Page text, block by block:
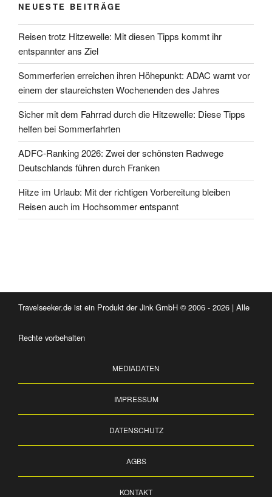
NEUESTE BEITRÄGE
Reisen trotz Hitzewelle: Mit diesen Tipps kommt ihr
entspannter ans Ziel
Sommerferien erreichen ihren Höhepunkt: ADAC warnt vor
einem der staureichsten Wochenenden des Jahres
Sicher mit dem Fahrrad durch die Hitzewelle: Diese Tipps
helfen bei Sommerfahrten
ADFC-Ranking 2026: Zwei der schönsten Radwege
Deutschlands führen durch Franken
Hitze im Urlaub: Mit der richtigen Vorbereitung bleiben
Reisen auch im Hochsommer entspannt
Travelseeker.de ist ein Produkt der Jink GmbH © 2006 - 2026 | Alle
Rechte vorbehalten
MEDIADATEN
IMPRESSUM
DATENSCHUTZ
AGBS
KONTAKT